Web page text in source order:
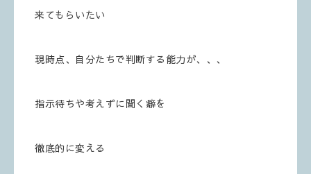
来てもらいたい
現時点、自分たちで判断する能力が、、、
指示待ちや考えずに聞く癖を
徹底的に変える